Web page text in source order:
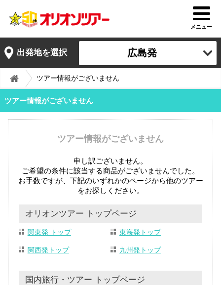
メニュー
出発地を選択 広島発
ツアー情報がございません
ツアー情報がございません
ツアー情報がございません
申し訳ございません。
ご希望の条件に該当する商品がございませんでした。
お手数ですが、下記のいずれかのページから他のツアー
をお探しください。
オリオンツアー トップページ
関東発 トップ 東海発トップ
関西発トップ 九州発トップ
国内旅行・ツアー トップページ